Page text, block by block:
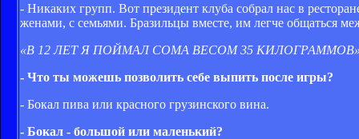
- Никаких групп. Вот президент клуба собрал нас в
женами, с семьями. Бразильцы вместе, им легче общаться
«В 12 ЛЕТ Я ПОЙМАЛ СОМА ВЕСОМ 35
- Что ты можешь позволить себе выпить после игры?
- Бокал пива или красного грузинского вина.
- Бокал - большой или маленький?